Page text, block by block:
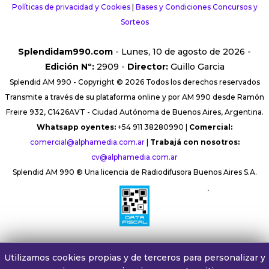
Políticas de privacidad y Cookies| Bases y Condiciones Concursos y
Sorteos
Splendidam990.com - Lunes, 10 de agosto de 2026 -
Edición Nº:2909 - Director:Guillo Garcia
Splendid AM 990 - Copyright © 2026 Todos los derechos reservados
Transmite a través de su plataforma online y por AM 990 desde Ramón
Freire 932, C1426AVT - Ciudad Autónoma de Buenos Aires, Argentina.
Whatsapp oyentes: +54 911 38280990 | Comercial:
comercial@alphamedia.com.ar| Trabajá con nosotros:
cv@alphamedia.com.ar
Splendid AM 990 ® Una licencia de Radiodifusora Buenos Aires S.A.
´
Utilizamos cookies propias y de terceros para personalizar y